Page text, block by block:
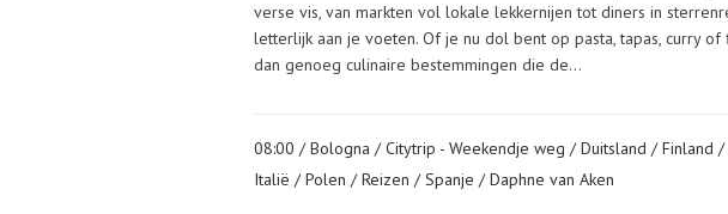
verse vis, van markten vol lokale lekkernijen tot diners in
letterlijk aan je voeten. Of je nu dol bent op pasta, tapas, curry
dan genoeg culinaire bestemmingen die de...
08:00 /Bologna /Citytrip - Weekendje weg /Duitsland /Finland /
Italië /Polen /Reizen /Spanje / Daphne van Aken